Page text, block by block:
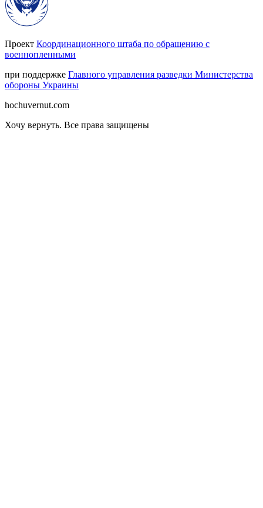
Проект Координационного штаба по обращению с
военнопленными
при поддержке Главного управления разведки Министерства
обороны Украины
hochuvernut.com
Хочу вернуть. Все права защищены